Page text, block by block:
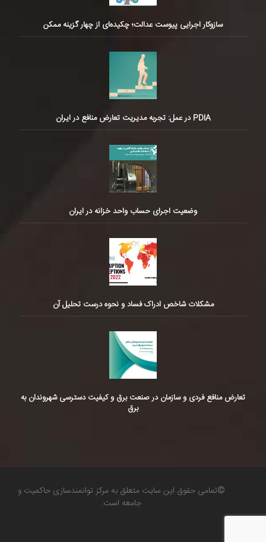
سازوکار اجرایی پیوست عدالت؛ چکیده‌ای از چهار گزینه ممکن
PDIA در عمل: تجربه مدیریت تعارض منافع در ایران
وضعیت اجرای حساب واحد خزانه در ایران
مشکلات شاخص ادراک فساد و نحوه درست تحلیل آن
تعارض منافع فردی و سازمان در صنعت برق و کیفیت دسترسی شهروندان به
برق
©تمامی حقوق این سایت متعلق به مرکز توانمندسازی حاکمیت و
جامعه است.